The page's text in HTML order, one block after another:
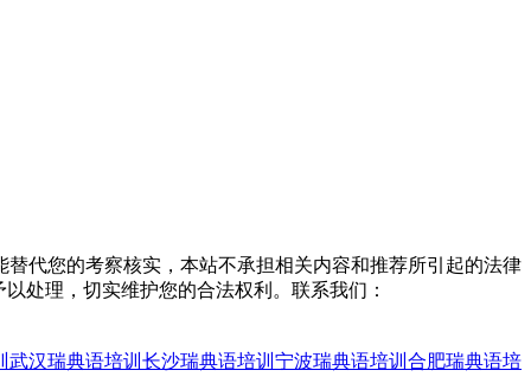
代您的考察核实，本站不承担相关内容和推荐所引起的法律
处理，切实维护您的合法权利。联系我们：
武汉瑞典语培训 长沙瑞典语培训 宁波瑞典语培训 合肥瑞典语培